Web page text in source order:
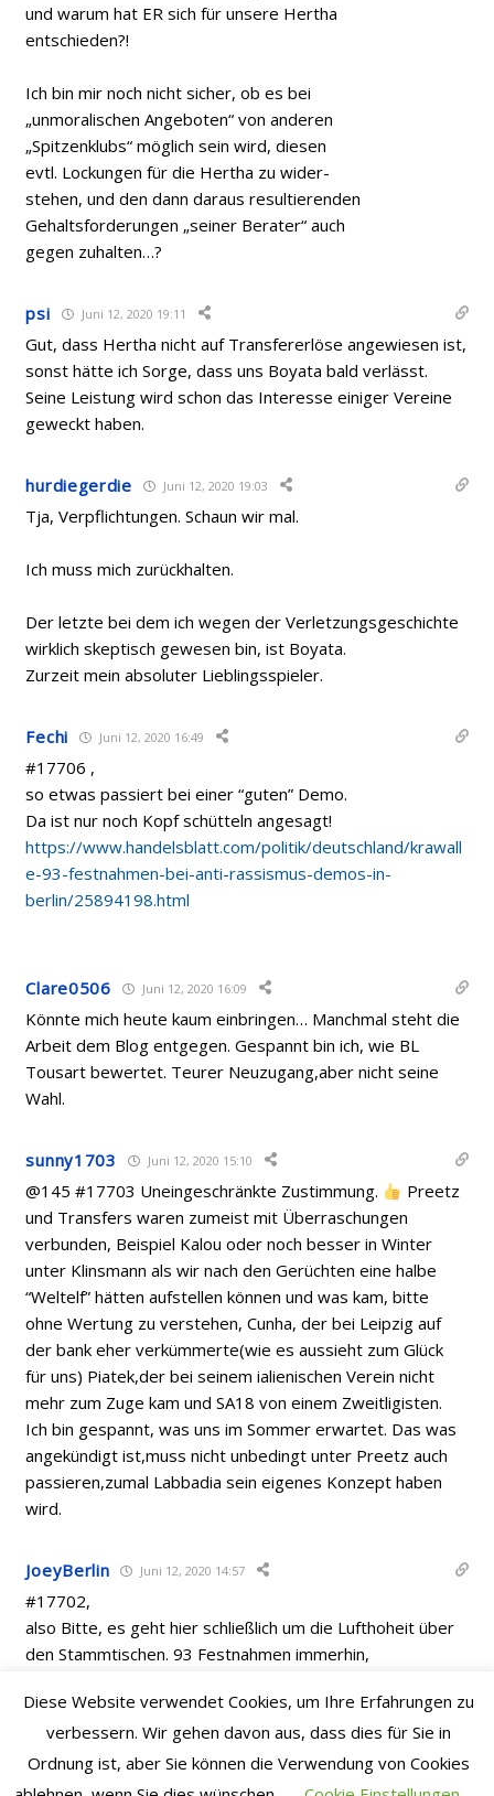
und warum hat ER sich für unsere Hertha
entschieden?!
Ich bin mir noch nicht sicher, ob es bei
„unmoralischen Angeboten“ von anderen
„Spitzenklubs“ möglich sein wird, diesen
evtl. Lockungen für die Hertha zu wider-
stehen, und den dann daraus resultierenden
Gehaltsforderungen „seiner Berater“ auch
gegen zuhalten…?
psi Juni 12, 2020 19:11
Gut, dass Hertha nicht auf Transfererlöse angewiesen ist,
sonst hätte ich Sorge, dass uns Boyata bald verlässt.
Seine Leistung wird schon das Interesse einiger Vereine
geweckt haben.
hurdiegerdie Juni 12, 2020 19:03
Tja, Verpflichtungen. Schaun wir mal.
Ich muss mich zurückhalten.
Der letzte bei dem ich wegen der Verletzungsgeschichte
wirklich skeptisch gewesen bin, ist Boyata.
Zurzeit mein absoluter Lieblingsspieler.
Fechi Juni 12, 2020 16:49
#17706 ,
so etwas passiert bei einer “guten” Demo.
Da ist nur noch Kopf schütteln angesagt!
https://www.handelsblatt.com/politik/deutschland/krawall
e-93-festnahmen-bei-anti-rassismus-demos-in-
berlin/25894198.html
Clare0506 Juni 12, 2020 16:09
Könnte mich heute kaum einbringen… Manchmal steht die
Arbeit dem Blog entgegen. Gespannt bin ich, wie BL
Tousart bewertet. Teurer Neuzugang,aber nicht seine
Wahl.
sunny1703 Juni 12, 2020 15:10
@145 #17703 Uneingeschränkte Zustimmung.
Preetz
und Transfers waren zumeist mit Überraschungen
verbunden, Beispiel Kalou oder noch besser in Winter
unter Klinsmann als wir nach den Gerüchten eine halbe
“Weltelf” hätten aufstellen können und was kam, bitte
ohne Wertung zu verstehen, Cunha, der bei Leipzig auf
der bank eher verkümmerte(wie es aussieht zum Glück
für uns) Piatek,der bei seinem ialienischen Verein nicht
mehr zum Zuge kam und SA18 von einem Zweitligisten.
Ich bin gespannt, was uns im Sommer erwartet. Das was
angekündigt ist,muss nicht unbedingt unter Preetz auch
passieren,zumal Labbadia sein eigenes Konzept haben
wird.
JoeyBerlin Juni 12, 2020 14:57
#17702,
also Bitte, es geht hier schließlich um die Lufthoheit über
den Stammtischen. 93 Festnahmen immerhin,
gegen-gewaltsame-proteste/25894208/2-
format2020.jpg
Diese Website verwendet Cookies, um Ihre Erfahrungen zu
verbessern. Wir gehen davon aus, dass dies für Sie in
Ordnung ist, aber Sie können die Verwendung von Cookies